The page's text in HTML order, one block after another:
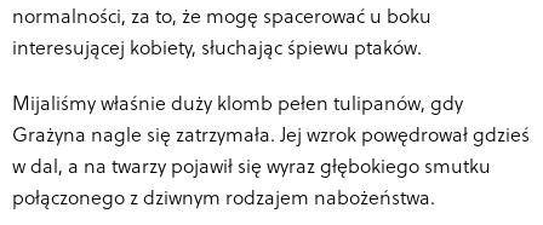
normalności, za to, że mogę spacerować u boku
interesującej kobiety, słuchając śpiewu ptaków.
Mijaliśmy właśnie duży klomb pełen tulipanów, gdy
Grażyna nagle się zatrzymała. Jej wzrok powędrował gdzieś
w dal, a na twarzy pojawił się wyraz głębokiego smutku
połączonego z dziwnym rodzajem nabożeństwa.